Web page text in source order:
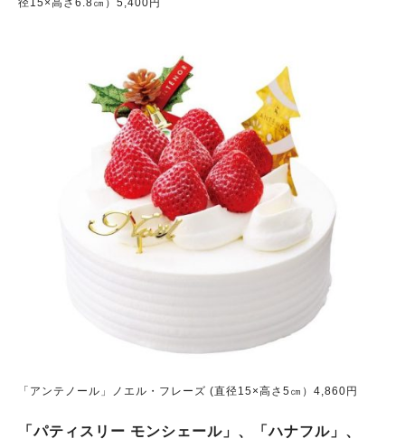
径15×高さ6.8㎝）5,400円
「アンテノール」ノエル・フレーズ (直径15×高さ5㎝）4,860円
「パティスリー モンシェール」、「ハナフル」、